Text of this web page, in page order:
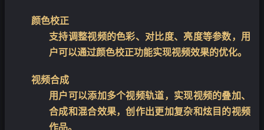
颜色校正
支持调整视频的色彩、对比度、亮度等参数，用
户可以通过颜色校正功能实现视频效果的优化。
视频合成
用户可以添加多个视频轨道，实现视频的叠加、
合成和混合效果，创作出更加复杂和炫目的视频
作品。